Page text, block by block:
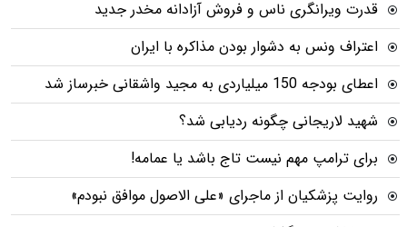
قدرت ویرانگری ناس و فروش آزادانه مخدر جدید
اعتراف ونس به دشوار بودن مذاکره با ایران
اعطای بودجه 150 میلیاردی به مجید واشقانی خبرساز شد
شهید لاریجانی چگونه ردیابی شد؟
برای ترامپ مهم نیست تاج باشد یا عمامه!
روایت پزشکیان از ماجرای «علی الاصول موافق نبودم»